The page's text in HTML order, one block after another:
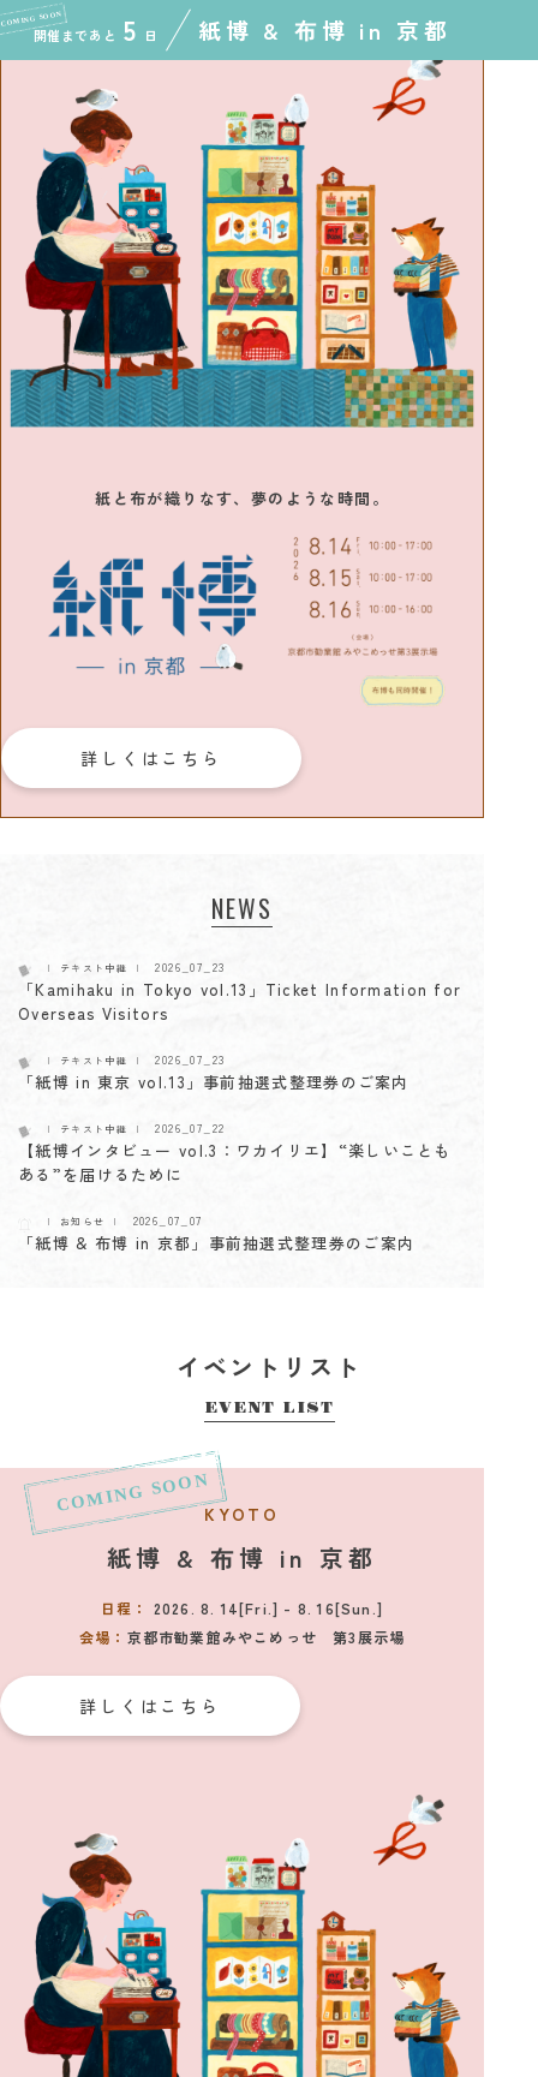
開催まであと 5 日 紙博 & 布博 in 京都
紙と布が織りなす、夢のような時間。
詳しくはこちら
NEWS
テキスト中継 2026_07_23
「Kamihaku in Tokyo vol.13」Ticket Information for
Overseas Visitors
テキスト中継 2026_07_23
「紙博 in 東京 vol.13」事前抽選式整理券のご案内
テキスト中継 2026_07_22
【紙博インタビュー vol.3：ワカイリエ】“楽しいことも
ある”を届けるために
お知らせ 2026_07_07
「紙博 & 布博 in 京都」事前抽選式整理券のご案内
2026_06_22
「紙博 & 布博 in 札幌」にお越しくださったみなさまへ
2026_06_12
「紙博 & 布博 in 札幌」にお越しくださるみなさまへ
テキスト中継 2026_06_05
「紙博 & 布博 in 札幌」出展者一部変更のお知らせ
「紙博 & 布博 in 札幌」抽選式整理券配布に関するお知ら
2026_05_29
【紙博インタビュー vol.2：Mokuji】緻密な調整の先にあ
「紙博 in 東京 vol.13」（9/4〜9/6）、「紙博 & こむぎ
フェス in 奈良」（12/19〜12/20）の開催が決定！
テキスト中継 2026_04_29
【紙博インタビュー vol.1：ナガキパーマ】“絶妙さ”の正
体は、鋭いバランス感覚
お知らせ 2026_04_03
整理券配布に関するお知らせ
テキスト中継 2026_03_20
ラブレターポストに届いたお手紙をご紹介！
イベントリスト
EVENT LIST
KYOTO
紙博 & 布博 in 京都
日程：
2026. 8. 14[Fri.] - 8. 16[Sun.]
会場： 京都市勧業館みやこめっせ 第3展示場
詳しくはこちら